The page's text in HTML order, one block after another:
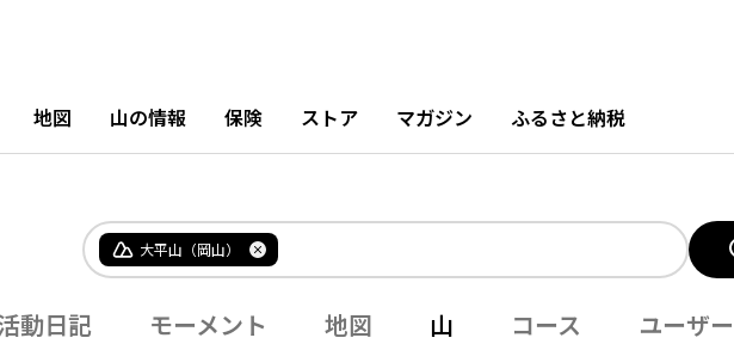
地図 山の情報 保険 ストア マガジン ふるさと納税
大平山（岡山）
動日記 モーメント 地図 山 コース ユーザー